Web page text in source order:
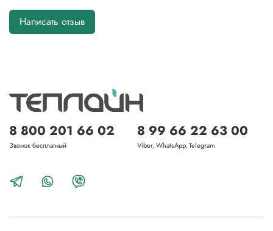
Написать отзыв
8 800 201 66 02
Звонок бесплатный
8 99 66 22 63 00
Viber, WhatsApp, Telegram